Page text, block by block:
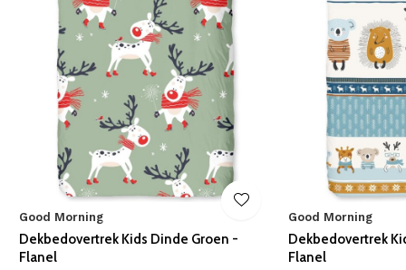
Good Morning
Dekbedovertrek Kids Dinde Groen -
Flanel
Good Morning
Dekbedovertrek
Flanel